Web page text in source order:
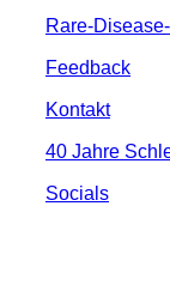
Rare-
Feedback
Kontakt
40 Jahre
Socials